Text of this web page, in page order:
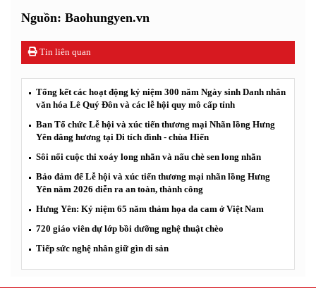
Nguồn: Baohungyen.vn
Tin liên quan
Tổng kết các hoạt động kỷ niệm 300 năm Ngày sinh Danh nhân
văn hóa Lê Quý Đôn và các lễ hội quy mô cấp tỉnh
Ban Tổ chức Lễ hội và xúc tiến thương mại Nhãn lồng Hưng
Yên dâng hương tại Di tích đình - chùa Hiến
Sôi nổi cuộc thi xoáy long nhãn và nấu chè sen long nhãn
Bảo đảm để Lễ hội và xúc tiến thương mại nhãn lồng Hưng
Yên năm 2026 diễn ra an toàn, thành công
Hưng Yên: Kỷ niệm 65 năm thảm họa da cam ở Việt Nam
720 giáo viên dự lớp bồi dưỡng nghệ thuật chèo
Tiếp sức nghệ nhân giữ gìn di sản